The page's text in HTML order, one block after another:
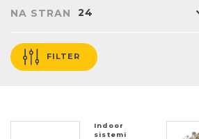
NA STRAN 24
FILTER
Indoor
sistemi